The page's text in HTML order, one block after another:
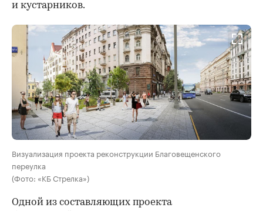
и кустарников.
Визуализация проекта реконструкции Благовещенского
переулка
(Фото: «КБ Стрелка»)
Одной из составляющих проекта